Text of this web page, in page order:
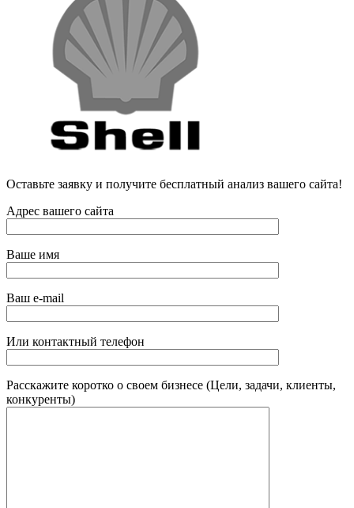
Оставьте заявку и получите бесплатный анализ вашего сайта!
Адрес вашего сайта
Ваше имя
Ваш e-mail
Или контактный телефон
Расскажите коротко о своем бизнесе (Цели, задачи, клиенты,
конкуренты)